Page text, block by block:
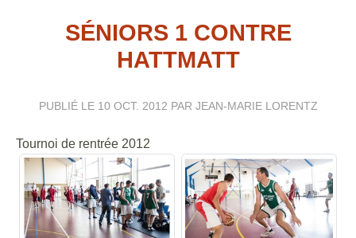
SÉNIORS 1 CONTRE
HATTMATT
PUBLIÉ LE 10 OCT. 2012 PAR JEAN-MARIE LORENTZ
Tournoi de rentrée 2012